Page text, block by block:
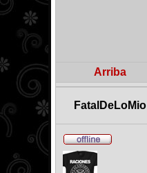
Arriba
FatalDeLoMio